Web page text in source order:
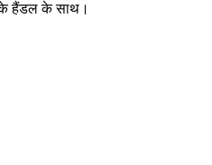
के हैंडल के साथ।